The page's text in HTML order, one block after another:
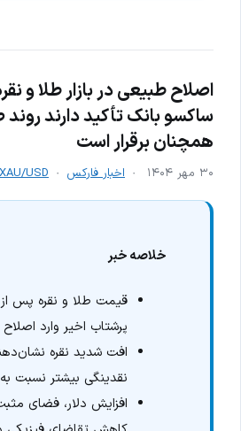
اصلاح طبیعی در بازار طلا و
ساکسو بانک تأکید دارند
همچنان برقرار است
۳۰ مهر ۱۴۰۴ اخبار فارکس XAU/USD
خلاصه خبر
قیمت طلا و نقره پس
پرشتاب اخیر وارد
افت شدید نقره
نقدینگی بیشتر نسبت
افزایش دلار، فضای